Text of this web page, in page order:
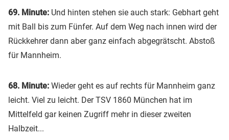
69. Minute: Und hinten stehen sie auch stark: Gebhart geht
mit Ball bis zum Fünfer. Auf dem Weg nach innen wird der
Rückkehrer dann aber ganz einfach abgegrätscht. Abstoß
für Mannheim.
68. Minute: Wieder geht es auf rechts für Mannheim ganz
leicht. Viel zu leicht. Der TSV 1860 München hat im
Mittelfeld gar keinen Zugriff mehr in dieser zweiten
Halbzeit...